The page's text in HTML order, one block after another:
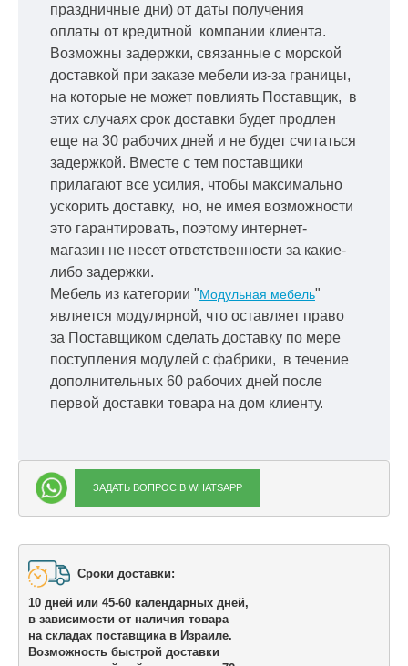
праздничные дни) от даты получения
оплаты от кредитной компании клиента.
Возможны задержки, связанные с морской
доставкой при заказе мебели из-за границы,
на которые не может повлиять Поставщик, в
этих случаях срок доставки будет продлен
еще на 30 рабочих дней и не будет считаться
задержкой. Вместе с тем поставщики
прилагают все усилия, чтобы максимально
ускорить доставку, но, не имея возможности
это гарантировать, поэтому интернет-
магазин не несет ответственности за какие-
либо задержки.
Мебель из категории "Модульная мебель"
является модулярной, что оставляет право
за Поставщиком сделать доставку по мере
поступления модулей с фабрики, в течение
дополнительных 60 рабочих дней после
первой доставки товара на дом клиенту.
ЗАДАТЬ ВОПРОС В WHATSAPP
Сроки доставки:
10 дней или 45-60 календарных дней,
в зависимости от наличия товара
на складах поставщика в Израиле.
Возможность быстрой доставки